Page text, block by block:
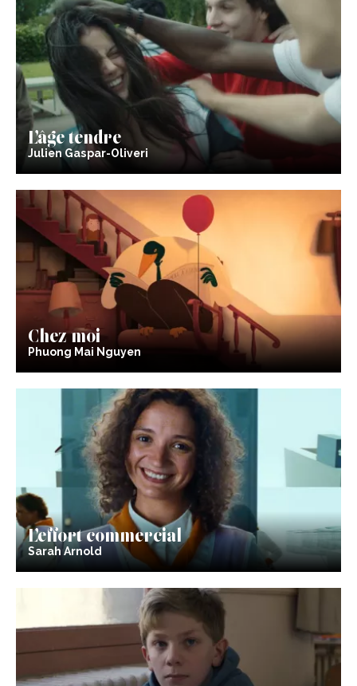
L’âge tendre
Julien Gaspar-Oliveri
Chez moi
Phuong Mai Nguyen
L’effort commercial
Sarah Arnold